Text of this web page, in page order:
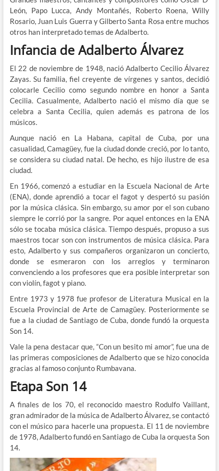
León, Papo Lucca, Andy Montañés, Roberto Roena, Willy
Rosario, Juan Luis Guerra y Gilberto Santa Rosa entre muchos
otros han interpretado temas de Adalberto.
Infancia de Adalberto Álvarez
El 22 de noviembre de 1948, nació Adalberto Cecilio Álvarez
Zayas. Su familia, fiel creyente de vírgenes y santos, decidió
colocarle Cecilio como segundo nombre en honor a Santa
Cecilia. Casualmente, Adalberto nació el mismo día que se
celebra a Santa Cecilia, quien además es patrona de los
músicos.
Aunque nació en La Habana, capital de Cuba, por una
casualidad, Camagüey, fue la ciudad donde creció, por lo tanto,
se considera su ciudad natal. De hecho, es hijo ilustre de esa
ciudad.
En 1966, comenzó a estudiar en la Escuela Nacional de Arte
(ENA), donde aprendió a tocar el fagot y despertó su pasión
por la música clásica. Sin embargo, su amor por el son cubano
siempre le corrió por la sangre. Por aquel entonces en la ENA
sólo se tocaba música clásica. Tiempo después, propuso a sus
maestros tocar son con instrumentos de música clásica. Para
esto, Adalberto y sus compañeros organizaron un concierto,
donde se esmeraron con los arreglos y terminaron
convenciendo a los profesores que era posible interpretar son
con violín, fagot y piano.
Entre 1973 y 1978 fue profesor de Literatura Musical en la
Escuela Provincial de Arte de Camagüey. Posteriormente se
fue a la ciudad de Santiago de Cuba, donde fundó la orquesta
Son 14.
Vale la pena destacar que, “Con un besito mi amor”, fue una de
las primeras composiciones de Adalberto que se hizo conocida
gracias al famoso conjunto Rumbavana.
Etapa Son 14
A finales de los 70, el reconocido maestro Rodulfo Vaillant,
gran admirador de la música de Adalberto Álvarez, se contactó
con el músico para hacerle una propuesta. El 11 de noviembre
de 1978, Adalberto fundó en Santiago de Cuba la orquesta Son
14.